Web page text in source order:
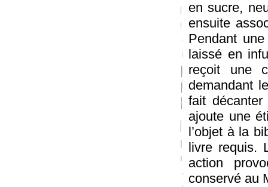
en sucre,
ensuite
Pendant
laissé en
reçoit une
demandant
fait
ajoute une
l’objet à la
livre requis.
action
conservé au